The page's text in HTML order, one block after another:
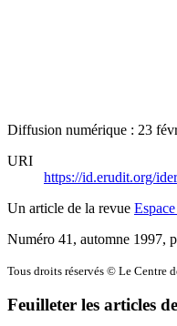
Diffusion numérique : 23
URI
https://id.erudit.org/
Un article de la revue
Numéro 41, automne 1997,
Tous droits réservés © Le Centre
Feuilleter les articles